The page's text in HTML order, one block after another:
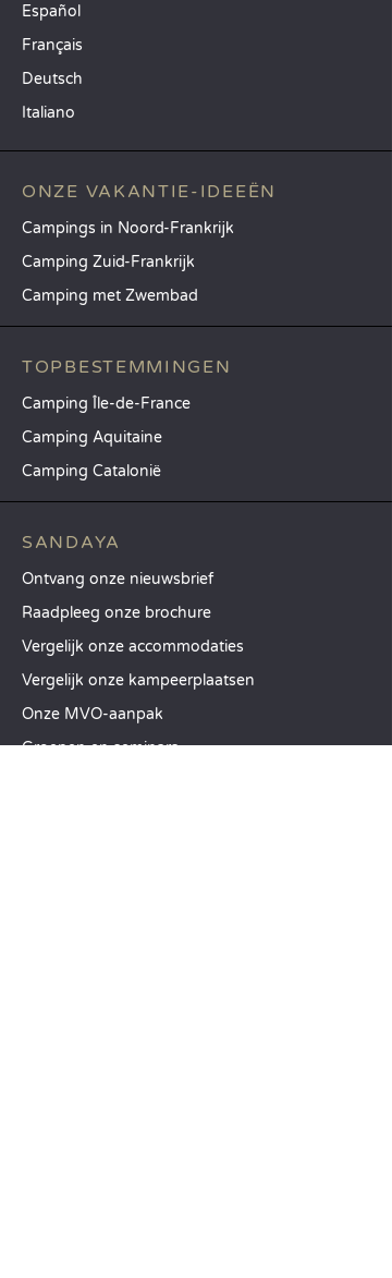
Español
Français
Deutsch
Italiano
ONZE VAKANTIE-IDEEËN
Campings in Noord-Frankrijk
Camping Zuid-Frankrijk
Camping met Zwembad
TOPBESTEMMINGEN
Camping Île-de-France
Camping Aquitaine
Camping Catalonië
SANDAYA
Ontvang onze nieuwsbrief
Raadpleeg onze brochure
Vergelijk onze accommodaties
Vergelijk onze kampeerplaatsen
Onze MVO-aanpak
Groepen en seminars